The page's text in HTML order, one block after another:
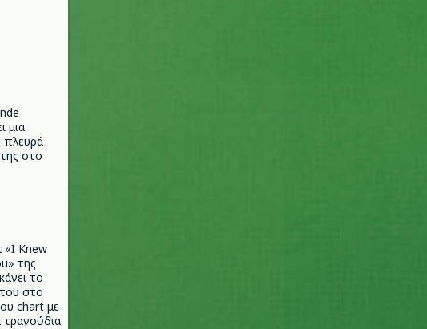
μια
πλευρά
στο
«I Knew
της
το
στο
chart με
τραγούδια